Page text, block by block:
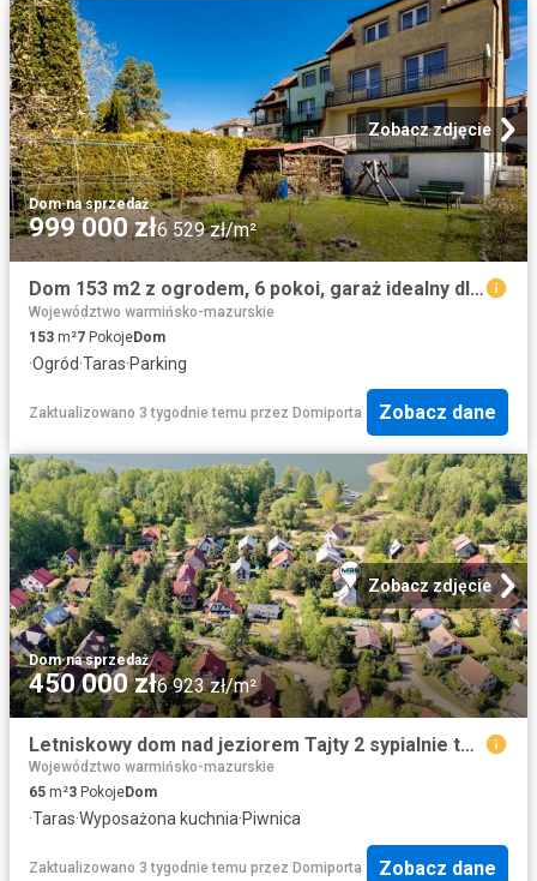
Zobacz zdjęcie
Dom·na sprzedaż
999 000 zł6 529 zł/m²
Dom 153 m2 z ogrodem, 6 pokoi, garaż idealny dla rodziny
Województwo warmińsko-mazurskie
153 m²7 PokojeDom
·Ogród·Taras·Parking
Zaktualizowano 3 tygodnie temu przez Domiporta Zobacz dane
Zobacz zdjęcie
Dom·na sprzedaż
450 000 zł6 923 zł/m²
Letniskowy dom nad jeziorem Tajty 2 sypialnie taras
Województwo warmińsko-mazurskie
65 m²3 PokojeDom
·Taras·Wyposażona kuchnia·Piwnica
Zaktualizowano 3 tygodnie temu przez Domiporta Zobacz dane